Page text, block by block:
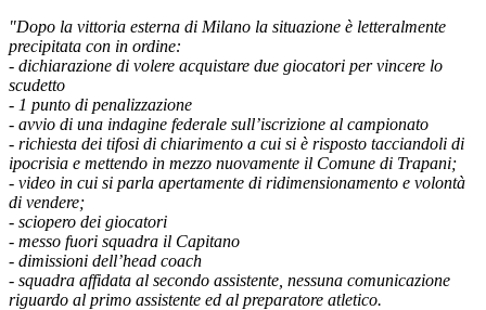
"Dopo la vittoria esterna di Milano la situazione è letteralmente
precipitata con in ordine:
- dichiarazione di volere acquistare due giocatori per vincere lo
scudetto
- ⁠1 punto di penalizzazione
- ⁠avvio di una indagine federale sull’iscrizione al campionato
- ⁠richiesta dei tifosi di chiarimento a cui si è risposto tacciandoli di
ipocrisia e mettendo in mezzo nuovamente il Comune di Trapani;
- ⁠video in cui si parla apertamente di ridimensionamento e volontà
di vendere;
- ⁠sciopero dei giocatori
- ⁠messo fuori squadra il Capitano
- ⁠dimissioni dell’head coach
- ⁠squadra affidata al secondo assistente, nessuna comunicazione
riguardo al primo assistente ed al preparatore atletico.